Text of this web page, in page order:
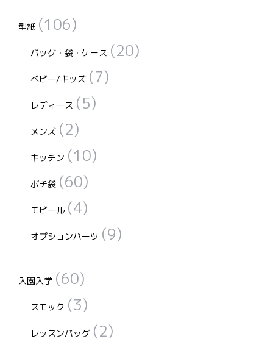
象:
型紙 (106)
バッグ・袋・ケース (20)
ベビー/キッズ (7)
レディース (5)
メンズ (2)
キッチン (10)
ポチ袋 (60)
モビール (4)
オプションパーツ (9)
入園入学 (60)
スモック (3)
レッスンバッグ (2)